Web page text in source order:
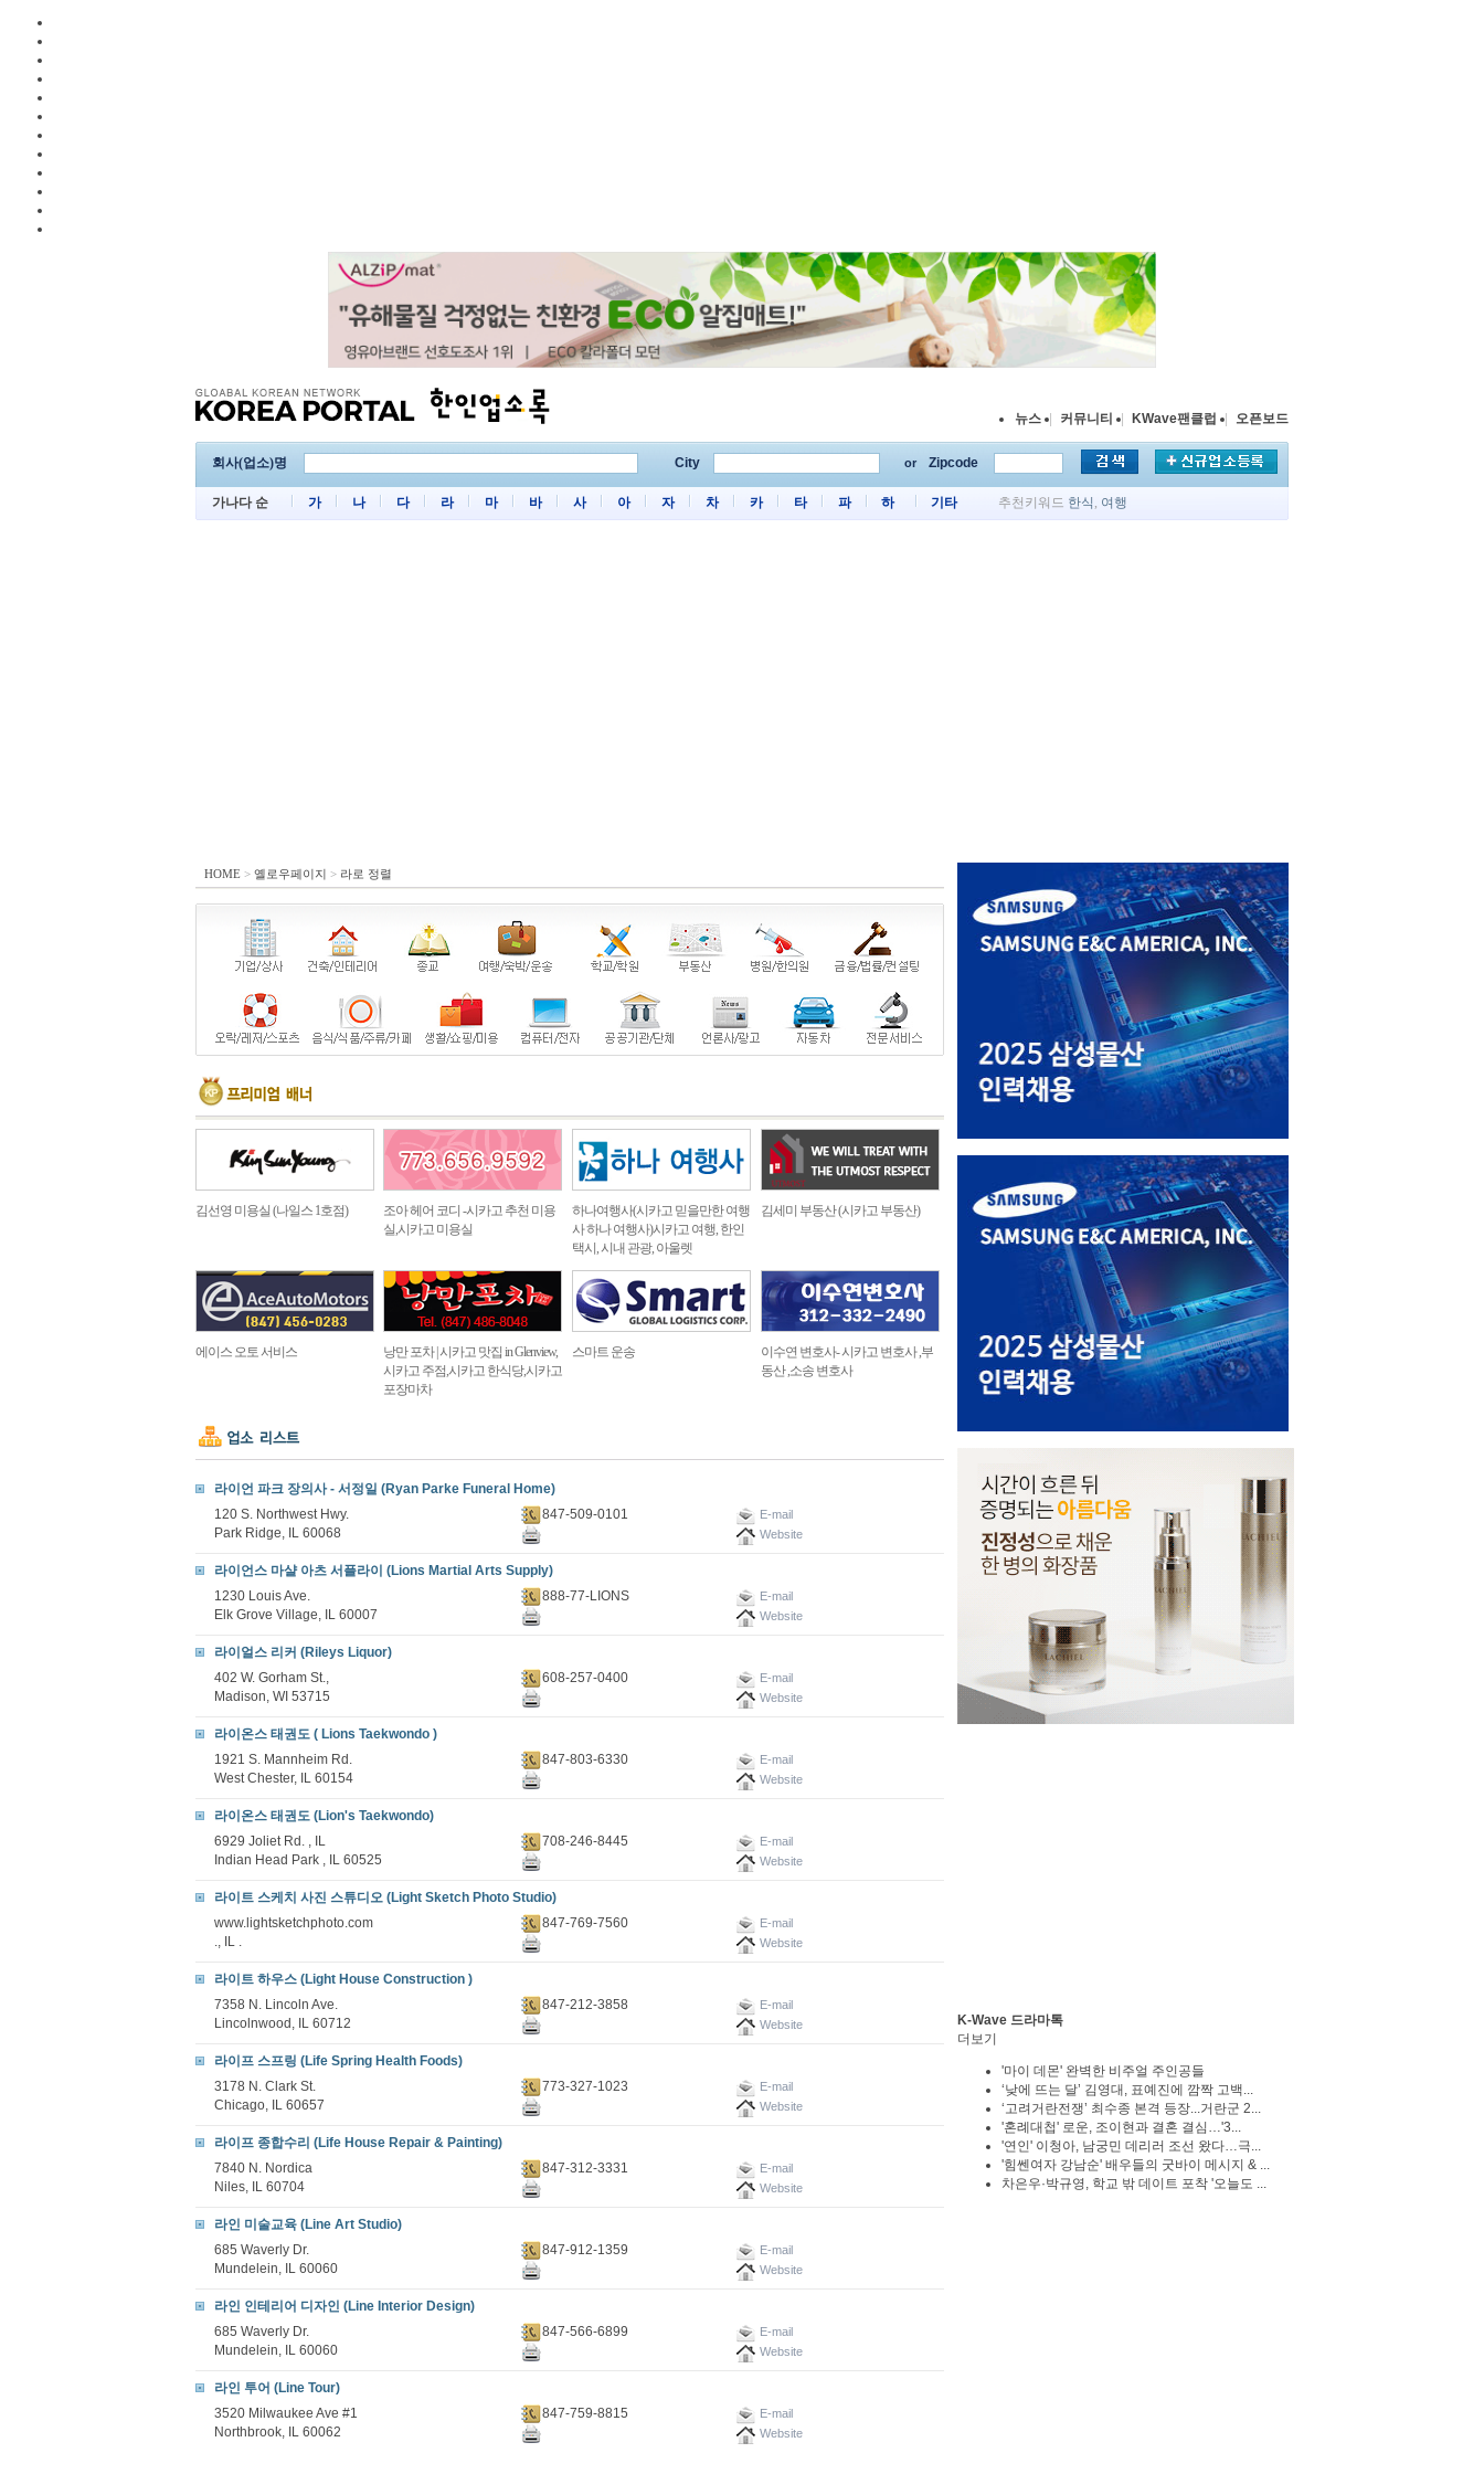
뉴스 커뮤니티 KWave팬클럽 오픈보드
회사(업소)명 City or Zipcode
가나다 순 가 나 다 라 마 바 사 아 자 차 카 타 파 하 기타 추천키워드 한식 , 여행
HOME > 옐로우페이지 > 라로 정렬
김선영 미용실 (나일스 1호점)
조아 헤어 코디 -시카고 추천 미용
실,시카고 미용실
하나여행사(시카고 믿을만한 여행
사 하나 여행사)시카고 여행, 한인
택시, 시내 관광, 아울렛
김세미 부동산 (시카고 부동산)
에이스 오토 서비스
낭만 포차 | 시카고 맛집 in Glenview,
시카고 주점,시카고 한식당,시카고
포장마차
스마트 운송
이수연 변호사- 시카고 변호사 ,부
동산 ,소송 변호사
라이언 파크 장의사 - 서정일 (Ryan Parke Funeral Home)
120 S. Northwest Hwy.
Park Ridge, IL 60068
847-509-0101
E-mail
Website
라이언스 마샬 아츠 서플라이 (Lions Martial Arts Supply)
1230 Louis Ave.
Elk Grove Village, IL 60007
888-77-LIONS
E-mail
Website
라이얼스 리커 (Rileys Liquor)
402 W. Gorham St.,
Madison, WI 53715
608-257-0400
E-mail
Website
라이온스 태권도 ( Lions Taekwondo )
1921 S. Mannheim Rd.
West Chester, IL 60154
847-803-6330
E-mail
Website
라이온스 태권도 (Lion's Taekwondo)
6929 Joliet Rd. , IL
Indian Head Park , IL 60525
708-246-8445
E-mail
Website
라이트 스케치 사진 스튜디오 (Light Sketch Photo Studio)
www.lightsketchphoto.com
., IL .
847-769-7560
E-mail
Website
라이트 하우스 (Light House Construction )
7358 N. Lincoln Ave.
Lincolnwood, IL 60712
847-212-3858
E-mail
Website
라이프 스프링 (Life Spring Health Foods)
3178 N. Clark St.
Chicago, IL 60657
773-327-1023
E-mail
Website
라이프 종합수리 (Life House Repair & Painting)
7840 N. Nordica
Niles, IL 60704
847-312-3331
E-mail
Website
라인 미술교육 (Line Art Studio)
685 Waverly Dr.
Mundelein, IL 60060
847-912-1359
E-mail
Website
라인 인테리어 디자인 (Line Interior Design)
685 Waverly Dr.
Mundelein, IL 60060
847-566-6899
E-mail
Website
라인 투어 (Line Tour)
3520 Milwaukee Ave #1
Northbrook, IL 60062
847-759-8815
E-mail
Website
K-Wave 드라마톡
더보기
'마이 데몬' 완벽한 비주얼 주인공들
‘낮에 뜨는 달’ 김영대, 표예진에 깜짝 고백...
‘고려거란전쟁’ 최수종 본격 등장...거란군 2...
'혼례대첩' 로운, 조이현과 결혼 결심…'3...
'연인' 이청아, 남궁민 데리러 조선 왔다…극...
'힘쎈여자 강남순' 배우들의 굿바이 메시지 & ...
차은우·박규영, 학교 밖 데이트 포착 '오늘도 ...